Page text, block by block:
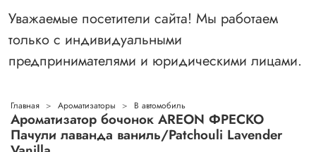
Уважаемые посетители сайта! Мы работаем
только с индивидуальными
предпринимателями и юридическими лицами.
Главная Ароматизаторы В автомобиль
Ароматизатор бочонок AREON ФРЕСКО
Пачули лаванда ваниль/Patchouli Lavender